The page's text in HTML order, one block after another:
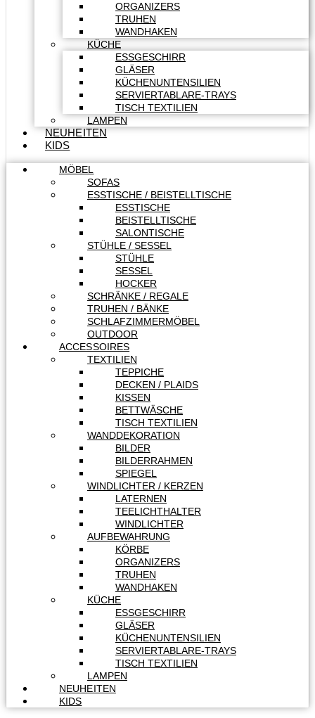
ORGANIZERS
TRUHEN
WANDHAKEN
KÜCHE
ESSGESCHIRR
GLÄSER
KÜCHENUNTENSILIEN
SERVIERTABLARE-TRAYS
TISCH TEXTILIEN
LAMPEN
NEUHEITEN
KIDS
MÖBEL
SOFAS
ESSTISCHE / BEISTELLTISCHE
ESSTISCHE
BEISTELLTISCHE
SALONTISCHE
STÜHLE / SESSEL
STÜHLE
SESSEL
HOCKER
SCHRÄNKE / REGALE
TRUHEN / BÄNKE
SCHLAFZIMMERMÖBEL
OUTDOOR
ACCESSOIRES
TEXTILIEN
TEPPICHE
DECKEN / PLAIDS
KISSEN
BETTWÄSCHE
TISCH TEXTILIEN
WANDDEKORATION
BILDER
BILDERRAHMEN
SPIEGEL
WINDLICHTER / KERZEN
LATERNEN
TEELICHTHALTER
WINDLICHTER
AUFBEWAHRUNG
KÖRBE
ORGANIZERS
TRUHEN
WANDHAKEN
KÜCHE
ESSGESCHIRR
GLÄSER
KÜCHENUNTENSILIEN
SERVIERTABLARE-TRAYS
TISCH TEXTILIEN
LAMPEN
NEUHEITEN
KIDS